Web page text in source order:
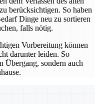
berücksichtigen. So haben
Dinge neu zu sortieren
falls nötig.
Vorbereitung können
darunter leiden. So
Übergang, sondern auch